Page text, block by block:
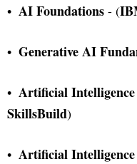
AI Foundations - (
Generative AI
Artificial
SkillsBuild)
Artificial